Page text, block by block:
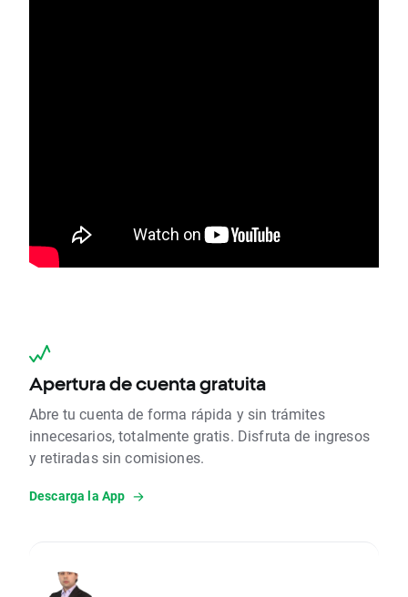
Apertura de cuenta gratuita
Abre tu cuenta de forma rápida y sin trámites
innecesarios, totalmente gratis. Disfruta de ingresos
y retiradas sin comisiones.
Descarga la App